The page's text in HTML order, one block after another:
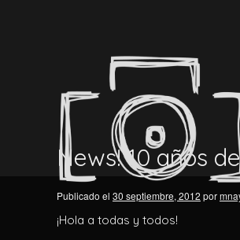
News! 10 años
Publicado el 30 septiembre, 2012 por
¡Hola a todas y todos!